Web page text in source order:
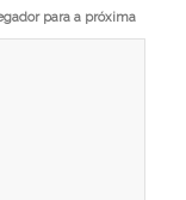
para a próxima